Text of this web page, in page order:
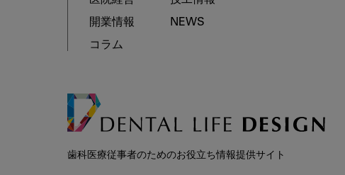
開業情報
コラム
NEWS
歯科医療従事者のためのお役立ち情報提供サイト